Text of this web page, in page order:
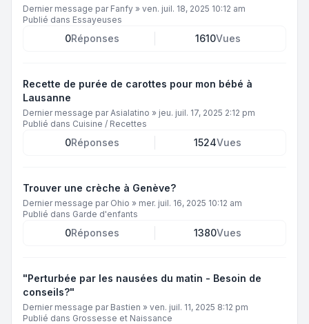
Dernier message par Fanfy » ven. juil. 18, 2025 10:12 am
Publié dans Essayeuses
0Réponses 1610Vues
Recette de purée de carottes pour mon bébé à
Lausanne
Dernier message parAsialatino » jeu. juil. 17, 2025 2:12 pm
Publié dans Cuisine / Recettes
0Réponses 1524Vues
Trouver une crèche à Genève?
Dernier message par Ohio » mer. juil. 16, 2025 10:12 am
Publié dans Garde d'enfants
0Réponses 1380Vues
"Perturbée par les nausées du matin - Besoin de
conseils?"
Dernier message par Bastien » ven. juil. 11, 2025 8:12 pm
Publié dans Grossesse et Naissance